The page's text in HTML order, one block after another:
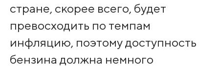
стране, скорее всего, будет
превосходить по темпам
инфляцию, поэтому доступность
бензина должна немного